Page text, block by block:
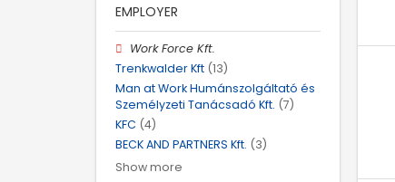
EMPLOYER
Work Force Kft.
Trenkwalder Kft (13)
Man at Work Humánszolgáltató és
Személyzeti Tanácsadó Kft. (7)
KFC (4)
BECK AND PARTNERS Kft. (3)
Show more